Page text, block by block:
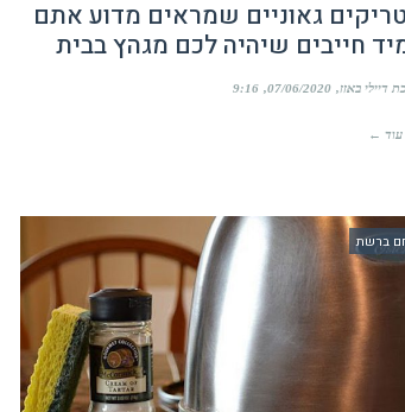
6 טריקים גאוניים שמראים מדוע אתם
חייבים שיהיה לכם מגהץ בבית
דיילי באזז 07/06/2020
9:16
עוד ←
ברשת